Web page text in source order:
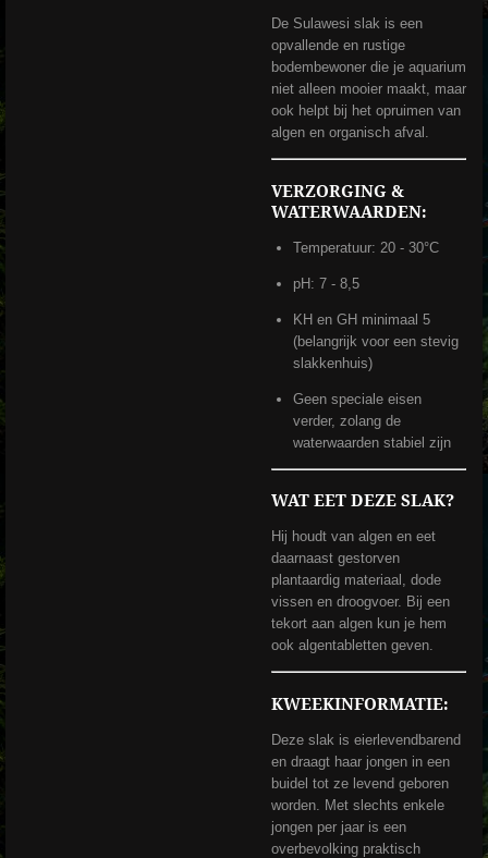
De Sulawesi slak is een
opvallende en rustige
bodembewoner die je aquarium
niet alleen mooier maakt, maar
ook helpt bij het opruimen van
algen en organisch afval.
VERZORGING &
WATERWAARDEN:
Temperatuur: 20 - 30°C
pH: 7 - 8,5
KH en GH minimaal 5
(belangrijk voor een stevig
slakkenhuis)
Geen speciale eisen
verder, zolang de
waterwaarden stabiel zijn
WAT EET DEZE SLAK?
Hij houdt van algen en eet
daarnaast gestorven
plantaardig materiaal, dode
vissen en droogvoer. Bij een
tekort aan algen kun je hem
ook algentabletten geven.
KWEEKINFORMATIE:
Deze slak is eierlevendbarend
en draagt haar jongen in een
buidel tot ze levend geboren
worden. Met slechts enkele
jongen per jaar is een
overbevolking praktisch